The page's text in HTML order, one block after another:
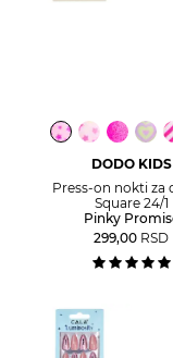
DODO KIDS
Press-on nokti za
Square 24/1
Pinky
299,00 RSD